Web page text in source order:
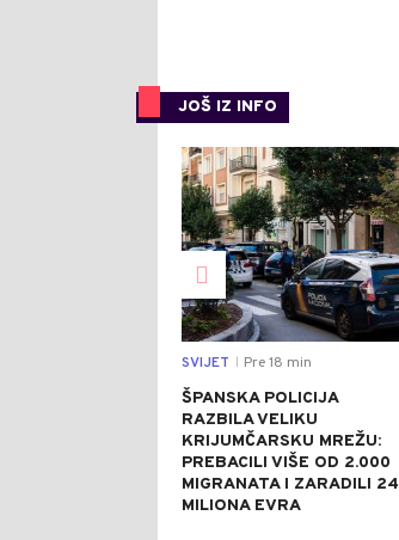
JOŠ IZ INFO
SVIJET Pre 18 min
ŠPANSKA POLICIJA
RAZBILA VELIKU
KRIJUMČARSKU MREŽU:
PREBACILI VIŠE OD 2.000
MIGRANATA I ZARADILI 24
MILIONA EVRA